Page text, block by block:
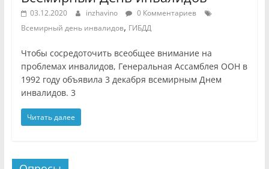
03.12.2020 inzhavino
0 Комментариев
Всемирный день инвалидов, ГИБДД
Чтобы сосредоточить всеобщее внимание на
проблемах инвалидов, Генеральная Ассамблея ООН в
1992 году объявила 3 декабря всемирным Днем
инвалидов. 3
Читать далее